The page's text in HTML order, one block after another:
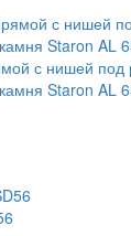
с нишей под
Staron AL